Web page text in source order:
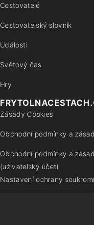
Cestovatelé
Cestovatelský slovník
Události
Světový čas
Hry
Zásady Cookies
Obchodní podmínky a
Obchodní podmínky a
(uživatelský účet)
Nastavení ochrany